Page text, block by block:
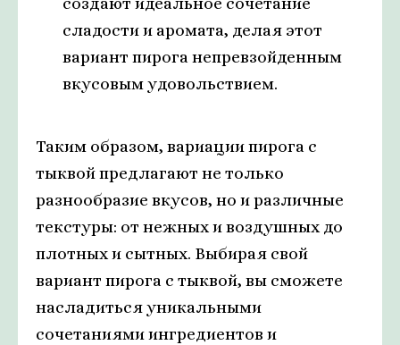
сладости и аромата, делая этот
вариант пирога непревзойденным
вкусовым удовольствием.
Таким образом, вариации пирога с
тыквой предлагают не только
разнообразие вкусов, но и различные
текстуры: от нежных и воздушных до
плотных и сытных. Выбирая свой
вариант пирога с тыквой, вы сможете
насладиться уникальными
сочетаниями ингредиентов и